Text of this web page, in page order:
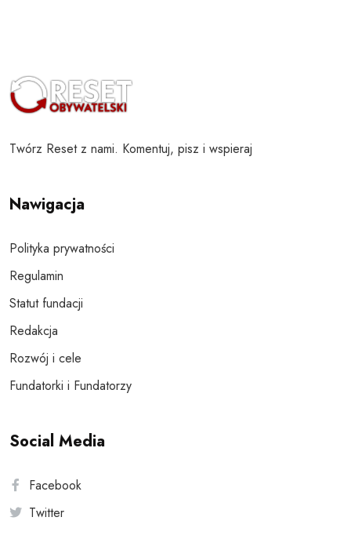
Twórz Reset z nami. Komentuj, pisz i wspieraj
Nawigacja
Polityka prywatności
Regulamin
Statut fundacji
Redakcja
Rozwój i cele
Fundatorki i Fundatorzy
Social Media
Facebook
Twitter